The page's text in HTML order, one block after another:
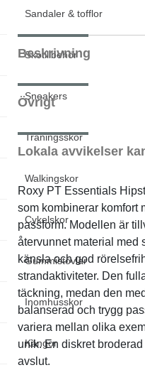
Sandaler & tofflor
Skotillbehör
Sneakers
Träningsskor
Walkingskor
Cykelskor
Gummistövlar
Inomhusskor
Kängor
Beskrivning
Övrigt
Lokala avvikelser
Roxy PT Essentials
som kombinerar komfort
passform. Modellen är
återvunnet material med
känsla och god
strandaktiviteter. Den
täckning, medan den
balanserad och trygg
variera mellan olika
unik. En diskret
avslut.